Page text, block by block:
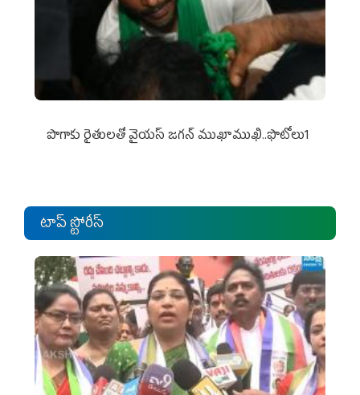
పొగాకు రైతుల‌తో వైయ‌స్ జ‌గ‌న్ ముఖాముఖి..ఫొటోలు1
టాప్ స్టోరీస్